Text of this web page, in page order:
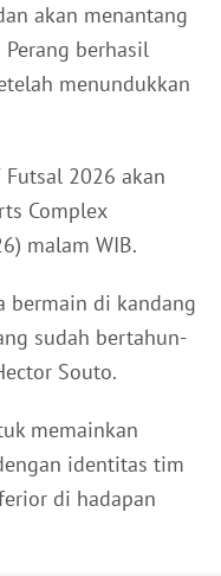
akan menantang
berhasil
menundukkan
Futsal 2026 akan
Complex
malam WIB.
bermain di kandang
sudah bertahun-
Souto.
memainkan
identitas tim
di hadapan